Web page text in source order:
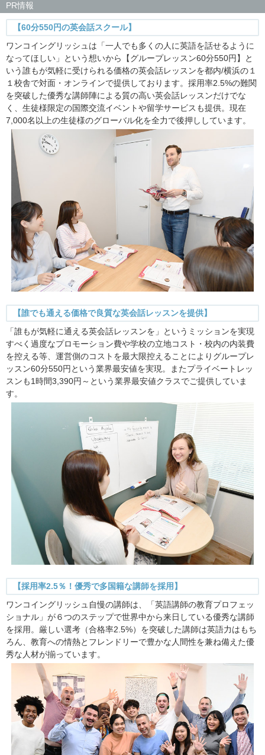
PR情報
【60分550円の英会話スクール】
ワンコイングリッシュは「一人でも多くの人に英語を話せるように
なってほしい」という想いから【グループレッスン60分550円】と
いう誰もが気軽に受けられる価格の英会話レッスンを都内/横浜の１
１校舎で対面・オンラインで提供しております。採用率2.5%の難関
を突破した優秀な講師陣による質の高い英会話レッスンだけでな
く、生徒様限定の国際交流イベントや留学サービスも提供。現在
7,000名以上の生徒様のグローバル化を全力で後押ししています。
【誰でも通える価格で良質な英会話レッスンを提供】
「誰もが気軽に通える英会話レッスンを」というミッションを実現
すべく過度なプロモーション費や学校の立地コスト・校内の内装費
を控える等、運営側のコストを最大限控えることによりグループレ
ッスン60分550円という業界最安値を実現。またプライベートレッ
スンも1時間3,390円～という業界最安値クラスでご提供していま
す。
【採用率2.5％！優秀で多国籍な講師を採用】
ワンコイングリッシュ自慢の講師は、「英語講師の教育プロフェッ
ショナル」が６つのステップで世界中から来日している優秀な講師
を採用。厳しい選考（合格率2.5%）を突破した講師は英語力はもち
ろん、教育への情熱とフレンドリーで豊かな人間性を兼ね備えた優
秀な人材が揃っています。